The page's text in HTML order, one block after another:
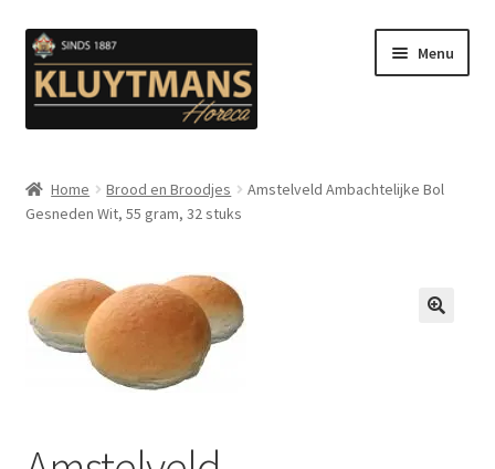
Ga
door
naar
navigatie
Ga
naar
de
inhoud
Menu
Kip en Gevogelte
Luuks Favoriet IJS & Deserts
Vetten
Sauzen en Mayonaise
Koffie
Home Brood en Broodjes
Amstelveld Ambachtelijke Bol
Gesneden Wit, 55 gram, 32 stuks